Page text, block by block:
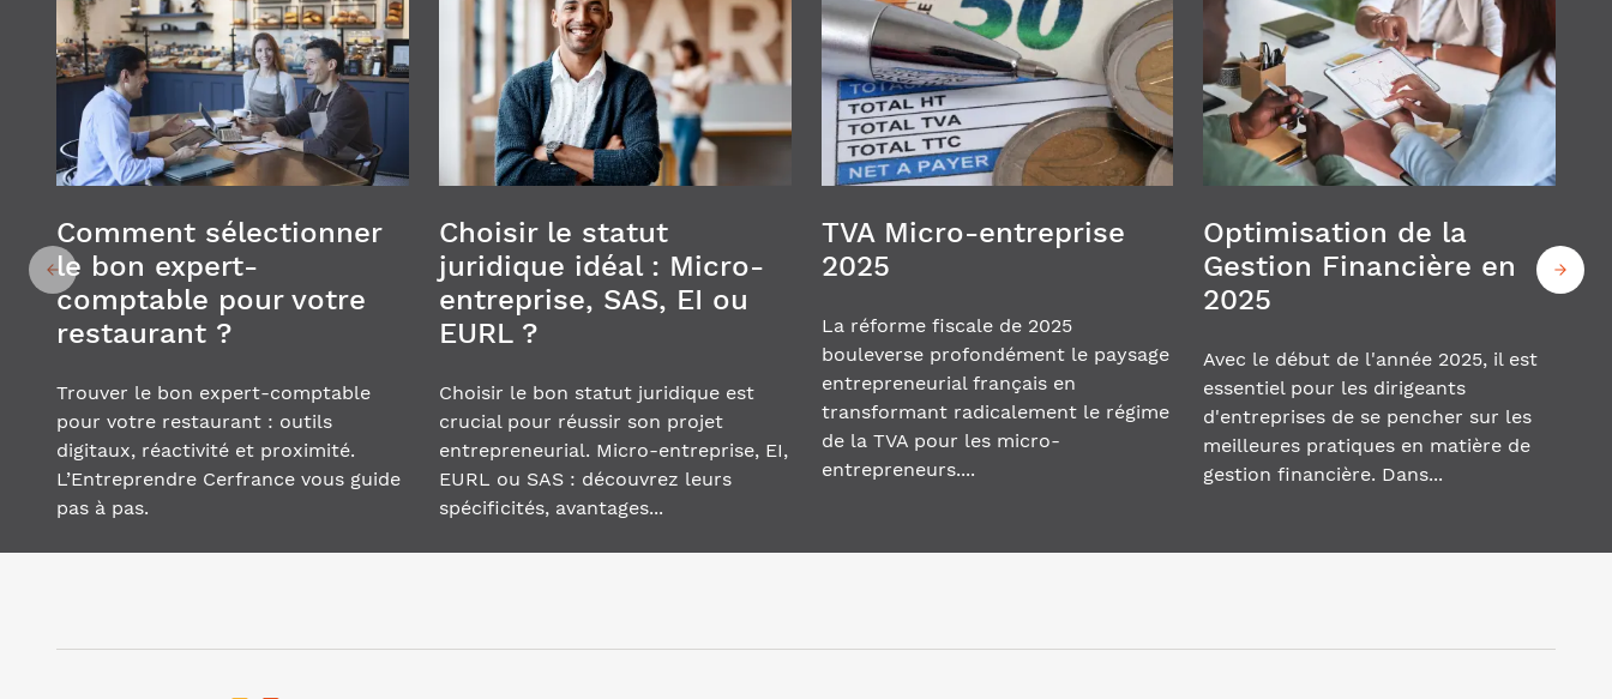
Comment sélectionner
le bon expert-
comptable pour votre
restaurant ?
Trouver le bon expert-comptable
pour votre restaurant : outils
digitaux, réactivité et proximité.
L’Entreprendre Cerfrance vous guide
pas à pas.
Choisir le statut
juridique idéal : Micro-
entreprise, SAS, EI ou
EURL ?
Choisir le bon statut juridique est
crucial pour réussir son projet
entrepreneurial. Micro-entreprise, EI,
EURL ou SAS : découvrez leurs
spécificités, avantages...
TVA Micro-entreprise
2025
La réforme fiscale de 2025
bouleverse profondément le paysage
entrepreneurial français en
transformant radicalement le régime
de la TVA pour les micro-
entrepreneurs....
Optimisation de la
Gestion Financière en
2025
Avec le début de l'année 2025, il est
essentiel pour les dirigeants
d'entreprises de se pencher sur les
meilleures pratiques en matière de
gestion financière. Dans...